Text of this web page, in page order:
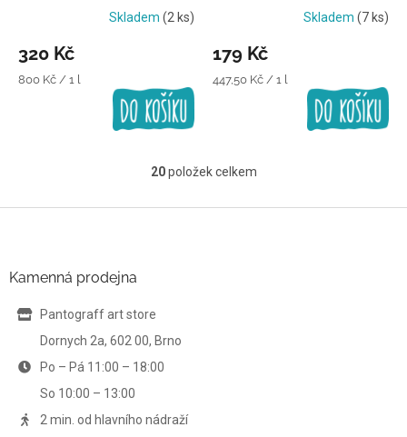
Skladem (2 ks)
320 Kč
Měrná
800 Kč / 1 l
efektSkladem (7 ks)
179 Kč
Měrná
447,50 Kč / 1 l
O
l
20položek celkem
Kamenná prodejna
Pantograff art store
Dornych 2a, 602 00, Brno
Po – Pá 11:00 – 18:00
So 10:00 – 13:00
2 min. od hlavního nádraží